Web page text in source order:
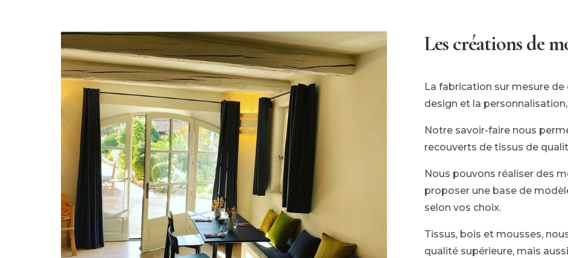
Les créations de
La fabrication sur mesure de
design et la personnalisation,
Notre savoir-faire nous
recouverts de tissus de
Nous pouvons réaliser des
proposer une base de
selon vos choix.
Tissus, bois et mousses,
qualité supérieure, mais